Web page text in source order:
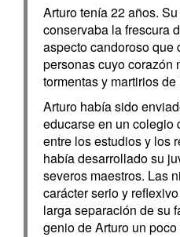
Arturo tenía 22 años.
conservaba la frescura
aspecto candoroso que
personas cuyo corazón
tormentas y martirios
Arturo había sido
educarse en un colegio
entre los estudios y los
había desarrollado su
severos maestros. Las
carácter serio y
larga separación de su
genio de Arturo un poco